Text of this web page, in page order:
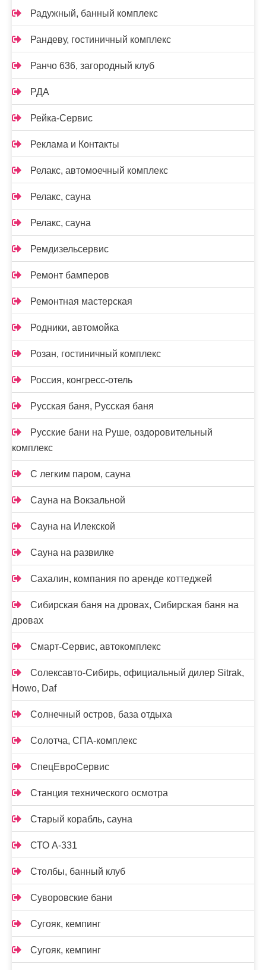
Радужный, банный комплекс
Рандеву, гостиничный комплекс
Ранчо 636, загородный клуб
РДА
Рейка-Сервис
Реклама и Контакты
Релакс, автомоечный комплекс
Релакс, сауна
Релакс, сауна
Ремдизельсервис
Ремонт бамперов
Ремонтная мастерская
Родники, автомойка
Розан, гостиничный комплекс
Россия, конгресс-отель
Русская баня, Русская баня
Русские бани на Руше, оздоровительный
комплекс
С легким паром, сауна
Сауна на Вокзальной
Сауна на Илекской
Сауна на развилке
Сахалин, компания по аренде коттеджей
Сибирская баня на дровах, Сибирская баня на
дровах
Смарт-Сервис, автокомплекс
Солексавто-Сибирь, официальный дилер Sitrak,
Howo, Daf
Солнечный остров, база отдыха
Солотча, СПА-комплекс
СпецЕвроСервис
Станция технического осмотра
Старый корабль, сауна
СТО А-331
Столбы, банный клуб
Суворовские бани
Сугояк, кемпинг
Сугояк, кемпинг